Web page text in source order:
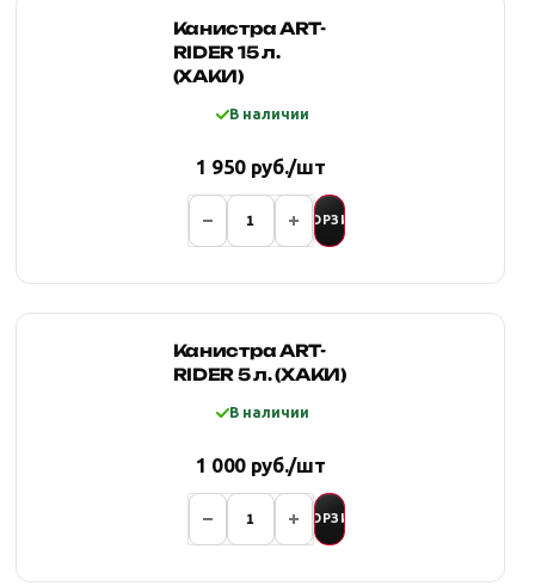
Канистра ART-
RIDER 15 л.
(ХАКИ)
В наличии
1 950 руб./шт
В КОРЗИНУ
Канистра ART-
RIDER 5 л. (ХАКИ)
В наличии
1 000 руб./шт
В КОРЗИНУ